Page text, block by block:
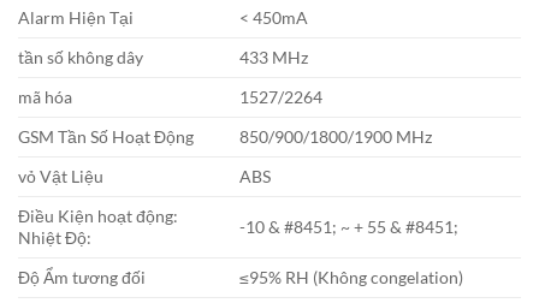
Alarm Hiện Tại
< 450mA
tần số không dây
433 MHz
mã hóa
1527/2264
GSM Tần Số Hoạt Động
850/900/1800/1900 MHz
vỏ Vật Liệu
ABS
Điều Kiện hoạt động:
Nhiệt Độ:
-10 & #8451; ~ + 55 & #8451;
Độ Ẩm tương đối
≤95% RH (Không congelation)